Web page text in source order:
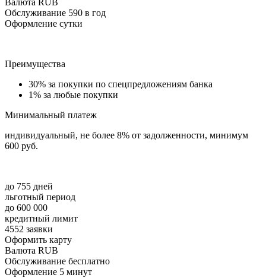
Валюта RUB
Обслуживание 590 в год
Оформление сутки
Преимущества
30% за покупки по спецпредложениям банка
1% за любые покупки
Минимальный платеж
индивидуальный, не более 8% от задолженности, минимум
600 руб.
до 755 дней
льготный период
до 600 000
кредитный лимит
4552 заявки
Оформить карту
Валюта RUB
Обслуживание бесплатно
Оформление 5 минут